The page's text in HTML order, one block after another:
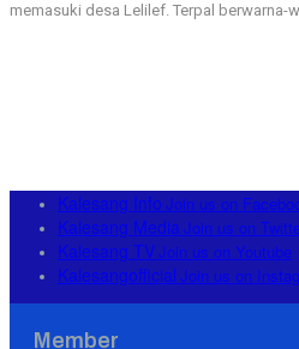
memasuki desa Lelilef. Terpal berwarna-
Kalesang Info Join us on
Kalesang MediaJoin us on
Kalesang TVJoin us on Youtube
Kalesangofficial Join us on
Member